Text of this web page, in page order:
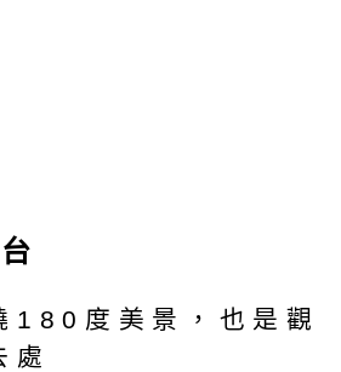
180度美景，也是觀
處